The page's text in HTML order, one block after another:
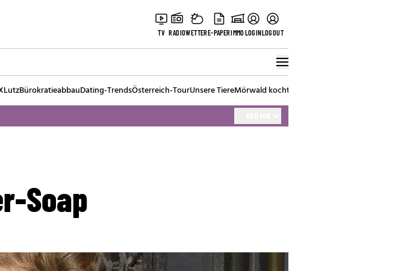
TV RADIOWETTERE-PAPERIMMOLOGINLOGOUT
BürokratieabbauDating-TrendsÖsterreich-TourUnsere TiereMörwald kocht
Soap